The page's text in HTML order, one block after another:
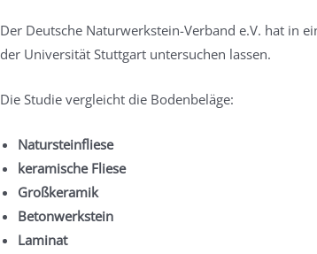
Der Deutsche Naturwerkstein-Verband e.V. hat in
der Universität Stuttgart untersuchen lassen.
Die Studie vergleicht die Bodenbeläge:
Natursteinfliese
keramische Fliese
Großkeramik
Betonwerkstein
Laminat